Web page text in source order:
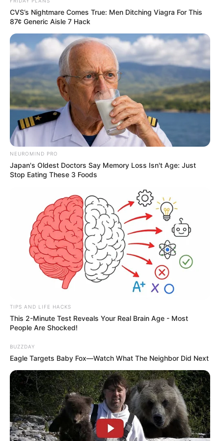
CVS’s Nightmare Comes True: Men Ditching Viagra For This
87¢ Generic Aisle 7 Hack
NEUROMIND PRO
Japan's Oldest Doctors Say Memory Loss Isn't Age: Just
Stop Eating These 3 Foods
TIPS AND LIFE HACKS
This 2-Minute Test Reveals Your Real Brain Age - Most
People Are Shocked!
BUZZDAY
Eagle Targets Baby Fox—Watch What The Neighbor Did Next